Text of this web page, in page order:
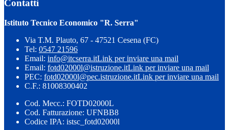
Contatti
Istituto Tecnico Economico "R. Serra"
Via T.M. Plauto, 67 - 47521 Cesena (FC)
Tel: 0547 21596
Email: info@itcserra.itLink per inviare una mail
Email: fotd02000l@istruzione.itLink per inviare una mail
PEC: fotd02000l@pec.istruzione.itLink per inviare una mail
C.F.: 81008300402
Cod. Mecc.: FOTD02000L
Cod. Fatturazione: UFNBB8
Codice IPA: istsc_fotd02000l